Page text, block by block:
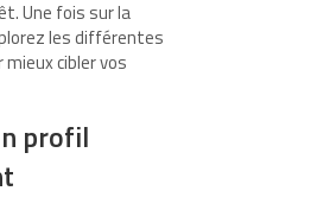
Une fois sur la
les différentes
cibler vos
profil